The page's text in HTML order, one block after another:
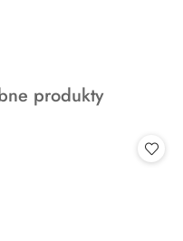
produkty